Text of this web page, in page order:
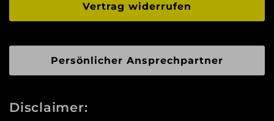
Vertrag widerrufen
Persönlicher Ansprechpartner
Disclaimer: